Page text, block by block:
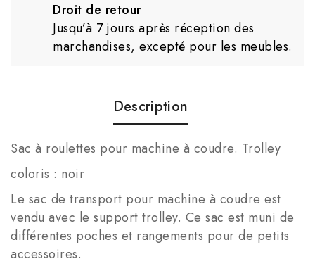
Droit de retour
Jusqu’à 7 jours après réception des
marchandises, excepté pour les meubles.
Description
Sac à roulettes pour machine à coudre. Trolley
coloris : noir
Le sac de transport pour machine à coudre est
vendu avec le support trolley. Ce sac est muni de
différentes poches et rangements pour de petits
accessoires.